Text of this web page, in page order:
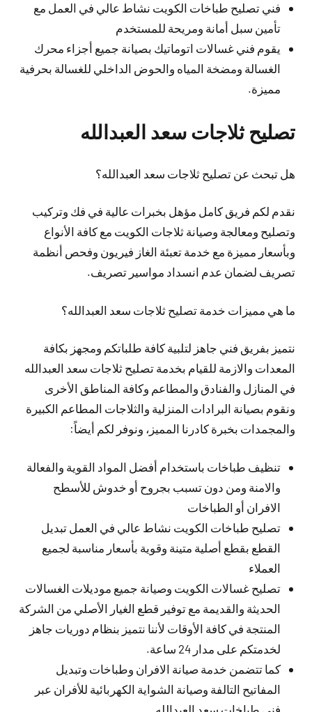
فني تصليح طباخات الكويت نشاط عالي في العمل مع
تأمين سبل أمانة ومريحة للمستخدم
يقوم فني غسالات اتوماتيك بصيانة جميع أجزاء محرك
الغسالة ومضخة المياه والحوض الداخلي للغسالة بحرفية
مميزة.
تصليح ثلاجات سعد العبدالله
هل تبحث عن تصليح ثلاجات سعد العبدالله؟
نقدم لكم فريق كامل مؤهل بخبرات عالية في فك وتركيب
وتصليح ومعالجة وصيانة ثلاجات الكويت مع كافة الأنواع
وبأسعار مميزة مع خدمة تعبئة الغاز فيريون وفحص أنظمة
تصريف لضمان عدم انسداد مواسير تصريف.
ما هي مميزات خدمة تصليح ثلاجات سعد العبدالله؟
نتميز بفريق فني جاهز لتلبية كافة طلباتكم ومجهز بكافة
المعدات والازمة للقيام بخدمة تصليح ثلاجات سعد العبدالله
في المنازل والفنادق والمطاعم وكافة المناطق الأخرى
ونقوم بصيانة البرادات المنزلية والثلاجات المطاعم الكبيرة
والمجمدات بخبرة كادرنا المميز، ونوفر لكم أيضاً:
تنظيف طباخات باستخدام أفضل المواد القوية والفعالة
والامنة ومن دون تسبب بجروح أو خدوش للأسطح
الافران أو الطباخات
تصليح طباخات الكويت نشاط عالي في العمل تبديل
القطع بقطع أصلية متينة وقوية بأسعار مناسبة لجميع
العملاء
تصليح غسالات الكويت وصيانة جميع موديلات الغسالات
الحديثة والقديمة مع توفير قطع الغيار الأصلي من الشركة
المنتجة في كافة الأوقات لأننا نتميز بنظام دوريات جاهز
لخدمتكم على مدار 24 ساعة.
كما تتضمن خدمة صيانة الافران وطباخات وتبديل
المفاتيح التالفة وصيانة الشواية الكهربائية للأفران عبر
فني طباخات سعد العبدالله